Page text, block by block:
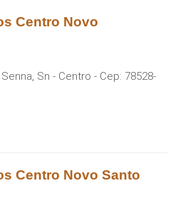
Centro Novo
Sn - Centro - Cep: 78528-
Centro Novo Santo